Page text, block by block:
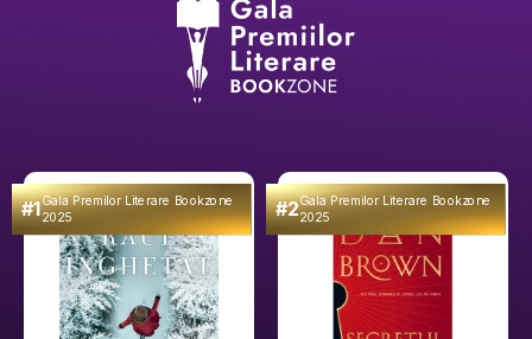
#1Gala Premilor Literare Bookzone
2025
#2Gala Premilor Literare Bookzone
2025